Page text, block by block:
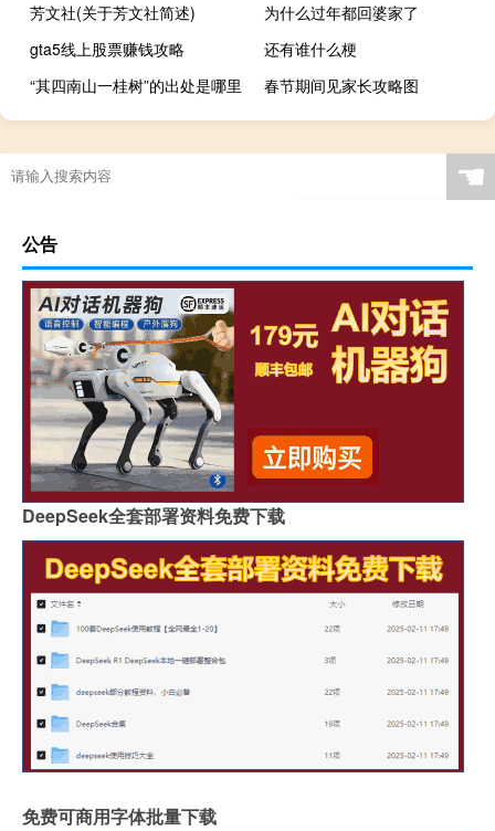
芳文社(关于芳文社简述)
为什么过年都回婆家了
gta5线上股票赚钱攻略
还有谁什么梗
“其四南山一桂树”的出处是哪里
春节期间见家长攻略图
☚
公告
DeepSeek全套部署资料免费下载
免费可商用字体批量下载